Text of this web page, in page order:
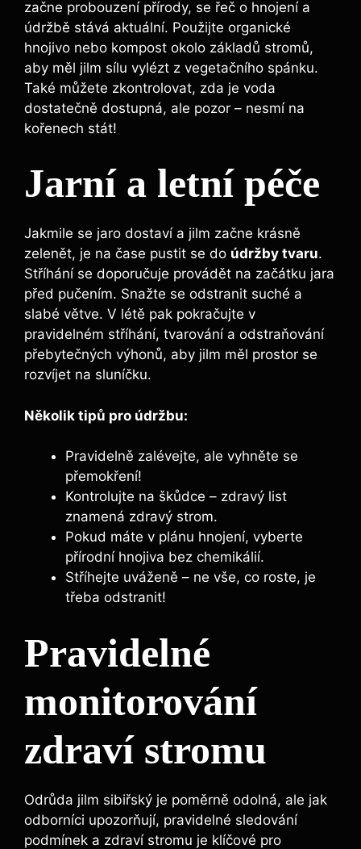
začne probouzení přírody, se řeč o hnojení a
údržbě stává aktuální. Použijte organické
hnojivo nebo kompost okolo základů stromů,
aby měl jilm sílu vylézt z vegetačního spánku.
Také můžete zkontrolovat, zda je voda
dostatečně dostupná, ale pozor – nesmí na
kořenech stát!
Jarní a letní péče
Jakmile se jaro dostaví a jilm začne krásně
zelenět, je na čase pustit se do údržby tvaru.
Stříhání se doporučuje provádět na začátku jara
před pučením. Snažte se odstranit suché a
slabé větve. V létě pak pokračujte v
pravidelném stříhání, tvarování a odstraňování
přebytečných výhonů, aby jilm měl prostor se
rozvíjet na sluníčku.
Několik tipů pro údržbu:
Pravidelně zalévejte, ale vyhněte se
přemokření!
Kontrolujte na škůdce – zdravý list
znamená zdravý strom.
Pokud máte v plánu hnojení, vyberte
přírodní hnojiva bez chemikálií.
Stříhejte uváženě – ne vše, co roste, je
třeba odstranit!
Pravidelné
monitorování
zdraví stromu
Odrůda jilm sibiřský je poměrně odolná, ale jak
odborníci upozorňují, pravidelné sledování
podmínek a zdraví stromu je klíčové pro